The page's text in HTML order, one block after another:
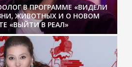
В ПРОГРАММЕ «ВИДЕЛИ
ЖИВОТНЫХ И О НОВОМ
«ВЫЙТИ В РЕАЛ»